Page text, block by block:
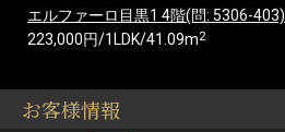
エルファーロ目黒1 4階(問: 5306-403)
223,000円/1LDK/41.09m2
お客様情報